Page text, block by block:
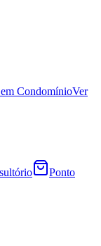
CondomínioVer
Ponto